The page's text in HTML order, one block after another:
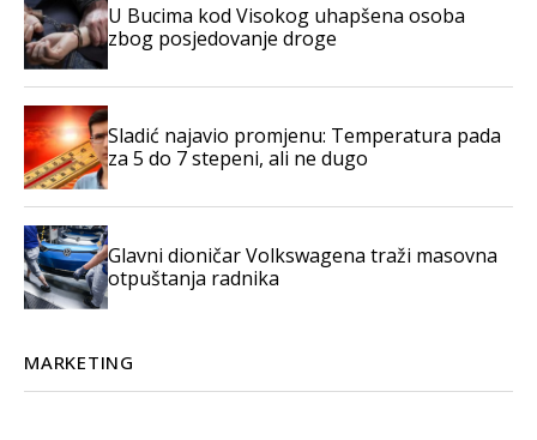
U Bucima kod Visokog uhapšena osoba
zbog posjedovanje droge
Sladić najavio promjenu: Temperatura pada
za 5 do 7 stepeni, ali ne dugo
Glavni dioničar Volkswagena traži masovna
otpuštanja radnika
MARKETING